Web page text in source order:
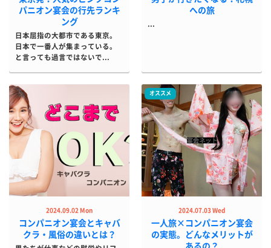
パニオン宴会の行先ランキ
ング
日本屈指の大都市である東京。
日本で一番人が集まっている。
と言っても過言ではないで...
への旅
...
2024.09.02 Mon
コンパニオン宴会とキャバ
クラ・風俗の違いとは？
オススメ
2024.07.03 Wed
一人旅×コンパニオン宴会
の実態。どんなメリットが
あるの？